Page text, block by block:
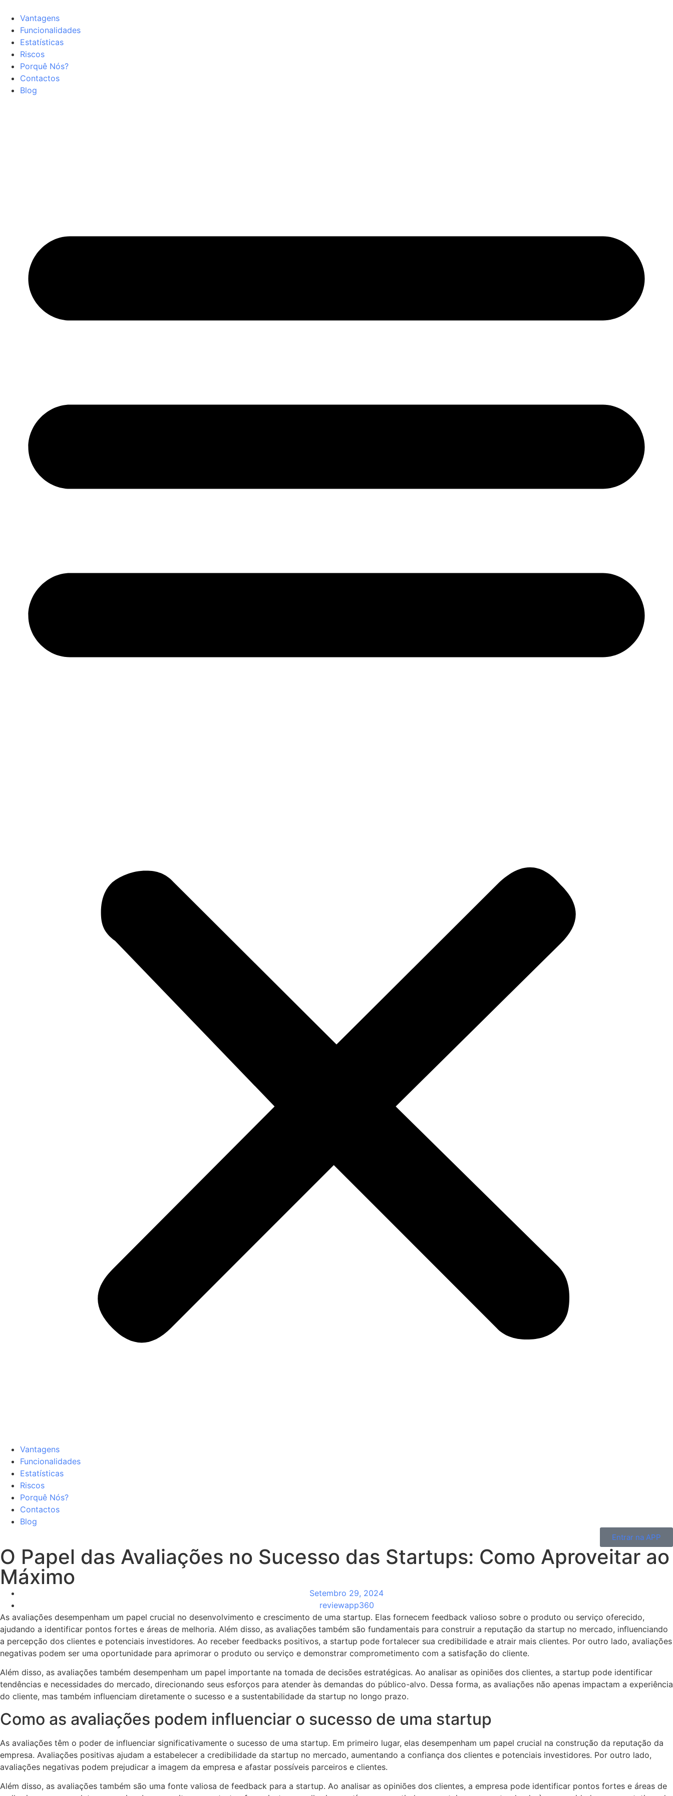
Vantagens
Funcionalidades
Estatísticas
Riscos
Porquê Nós?
Contactos
Blog
Vantagens
Funcionalidades
Estatísticas
Riscos
Porquê Nós?
Contactos
Blog
Entrar na APP
O Papel das Avaliações no Sucesso das Startups: Como Aproveitar ao
Máximo
Setembro 29, 2024
reviewapp360
As avaliações desempenham um papel crucial no desenvolvimento e crescimento de uma startup. Elas fornecem feedback valioso sobre o produto ou serviço oferecido,
ajudando a identificar pontos fortes e áreas de melhoria. Além disso, as avaliações também são fundamentais para construir a reputação da startup no mercado, influenciando
a percepção dos clientes e potenciais investidores. Ao receber feedbacks positivos, a startup pode fortalecer sua credibilidade e atrair mais clientes. Por outro lado, avaliações
negativas podem ser uma oportunidade para aprimorar o produto ou serviço e demonstrar comprometimento com a satisfação do cliente.
Além disso, as avaliações também desempenham um papel importante na tomada de decisões estratégicas. Ao analisar as opiniões dos clientes, a startup pode identificar
tendências e necessidades do mercado, direcionando seus esforços para atender às demandas do público-alvo. Dessa forma, as avaliações não apenas impactam a experiência
do cliente, mas também influenciam diretamente o sucesso e a sustentabilidade da startup no longo prazo.
Como as avaliações podem influenciar o sucesso de uma startup
As avaliações têm o poder de influenciar significativamente o sucesso de uma startup. Em primeiro lugar, elas desempenham um papel crucial na construção da reputação da
empresa. Avaliações positivas ajudam a estabelecer a credibilidade da startup no mercado, aumentando a confiança dos clientes e potenciais investidores. Por outro lado,
avaliações negativas podem prejudicar a imagem da empresa e afastar possíveis parceiros e clientes.
Além disso, as avaliações também são uma fonte valiosa de feedback para a startup. Ao analisar as opiniões dos clientes, a empresa pode identificar pontos fortes e áreas de